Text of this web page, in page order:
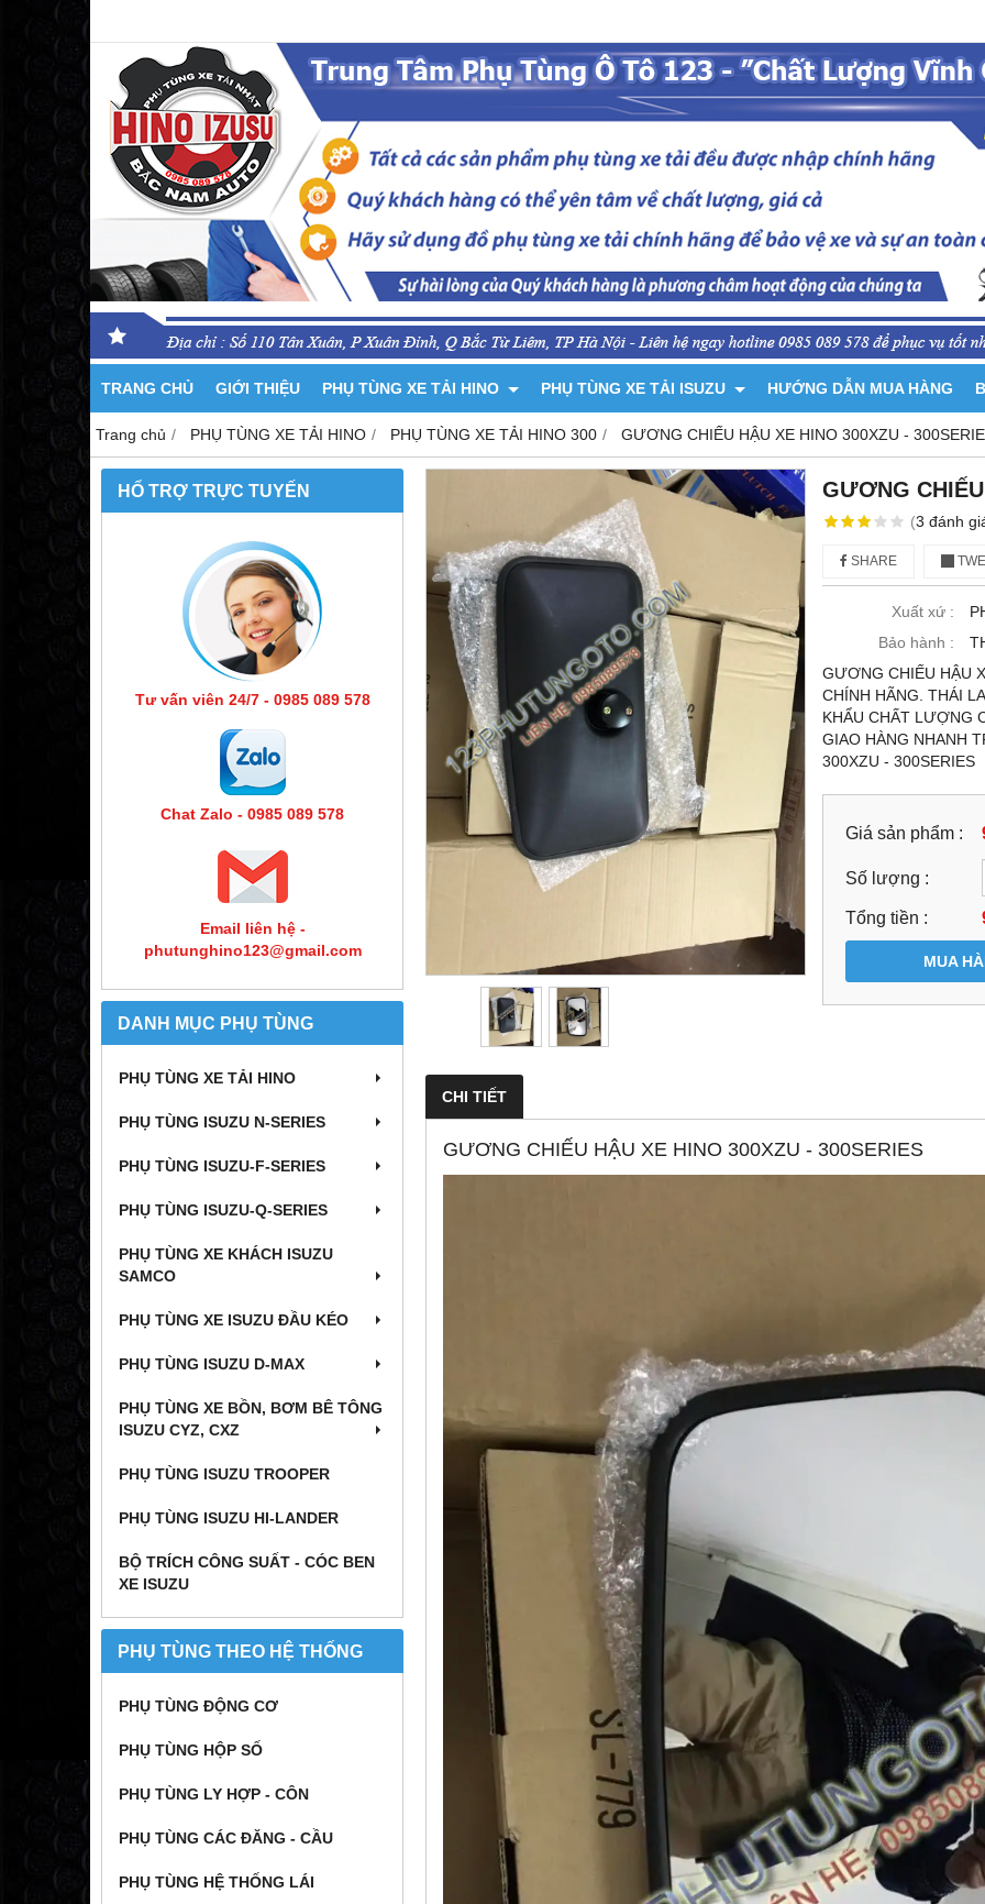
TRANG CHỦ GIỚI THIỆU PHỤ TÙNG XE TẢI HINO PHỤ TÙNG XE TẢI ISUZU HƯỚNG DẪN MUA HÀNG
Trang chủ PHỤ TÙNG XE TẢI HINO PHỤ TÙNG XE TẢI HINO 300 GƯƠNG CHIẾU HẬU XE HINO 300XZU -
HỔ TRỢ TRỰC TUYẾN
Tư vấn viên 24/7 - 0985 089 578
Chat Zalo - 0985 089 578
Email liên hệ -
phutunghino123@gmail.com
DANH MỤC PHỤ TÙNG
PHỤ TÙNG XE TẢI HINO
PHỤ TÙNG ISUZU N-SERIES
PHỤ TÙNG ISUZU-F-SERIES
PHỤ TÙNG ISUZU-Q-SERIES
PHỤ TÙNG XE KHÁCH ISUZU
SAMCO
PHỤ TÙNG XE ISUZU ĐẦU KÉO
PHỤ TÙNG ISUZU D-MAX
PHỤ TÙNG XE BỒN, BƠM BÊ TÔNG
ISUZU CYZ, CXZ
PHỤ TÙNG ISUZU TROOPER
PHỤ TÙNG ISUZU HI-LANDER
BỘ TRÍCH CÔNG SUẤT - CÓC BEN
XE ISUZU
PHỤ TÙNG THEO HỆ THỐNG
PHỤ TÙNG ĐỘNG CƠ
PHỤ TÙNG HỘP SỐ
PHỤ TÙNG LY HỢP - CÔN
PHỤ TÙNG CÁC ĐĂNG - CẦU
PHỤ TÙNG HỆ THỐNG LÁI
GƯƠNG
(3 đánh
SHARE
Xuất xứ :
Bảo hành :
GƯƠNG CHIẾU HẬU
CHÍNH HÃNG. THÁI
KHẨU CHẤT LƯỢNG
GIAO HÀNG NHANH
300XZU - 300SERIES
Giá sản phẩm :
Số lượng :
Tổng tiền :
MUA
CHI TIẾT
GƯƠNG CHIẾU HẬU XE HINO 300XZU - 300SERIES